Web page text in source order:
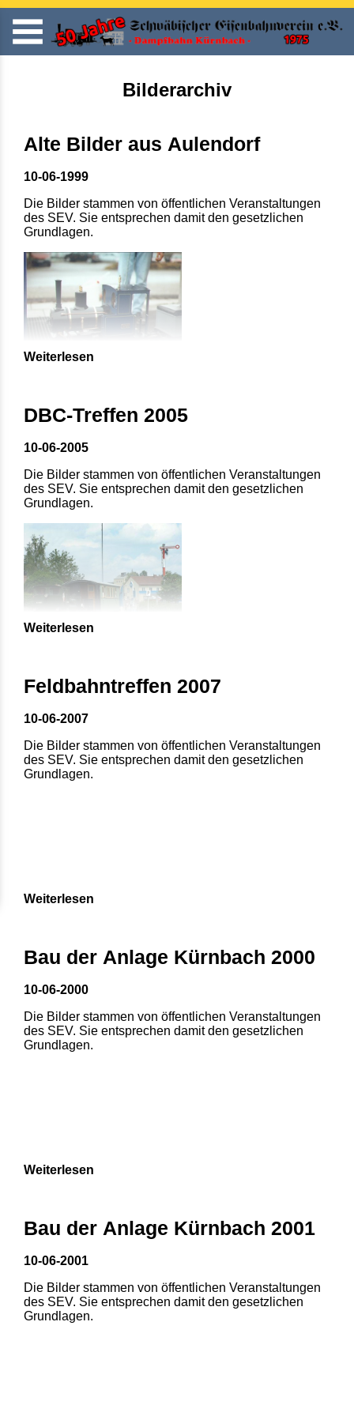
Bilderarchiv
Alte Bilder aus Aulendorf
10-06-1999
Die Bilder stammen von öffentlichen Veranstaltungen
des SEV. Sie entsprechen damit den gesetzlichen
Grundlagen.
Weiterlesen
DBC-Treffen 2005
10-06-2005
Die Bilder stammen von öffentlichen Veranstaltungen
des SEV. Sie entsprechen damit den gesetzlichen
Grundlagen.
Weiterlesen
Feldbahntreffen 2007
10-06-2007
Die Bilder stammen von öffentlichen Veranstaltungen
des SEV. Sie entsprechen damit den gesetzlichen
Grundlagen.
Weiterlesen
Bau der Anlage Kürnbach 2000
10-06-2000
Die Bilder stammen von öffentlichen Veranstaltungen
des SEV. Sie entsprechen damit den gesetzlichen
Grundlagen.
Weiterlesen
Bau der Anlage Kürnbach 2001
10-06-2001
Die Bilder stammen von öffentlichen Veranstaltungen
des SEV. Sie entsprechen damit den gesetzlichen
Grundlagen.